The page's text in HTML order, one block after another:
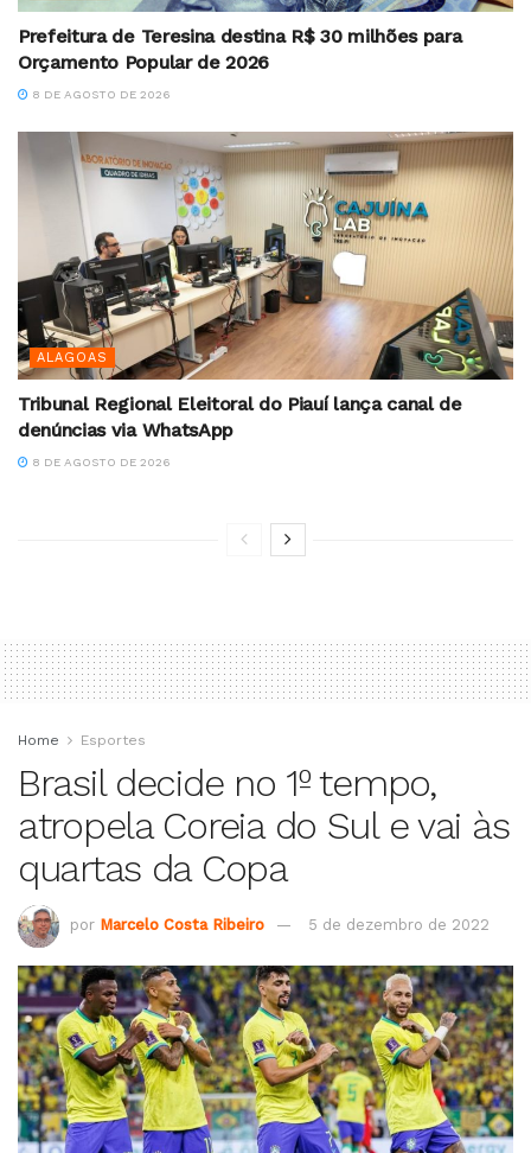
Prefeitura de Teresina destina R$ 30 milhões para
Orçamento Popular de 2026
8 DE AGOSTO DE 2026
ALAGOAS
Tribunal Regional Eleitoral do Piauí lança canal de
denúncias via WhatsApp
8 DE AGOSTO DE 2026
Home Esportes
Brasil decide no 1º tempo,
atropela Coreia do Sul e vai às
quartas da Copa
por Marcelo Costa Ribeiro 5 de dezembro de 2022